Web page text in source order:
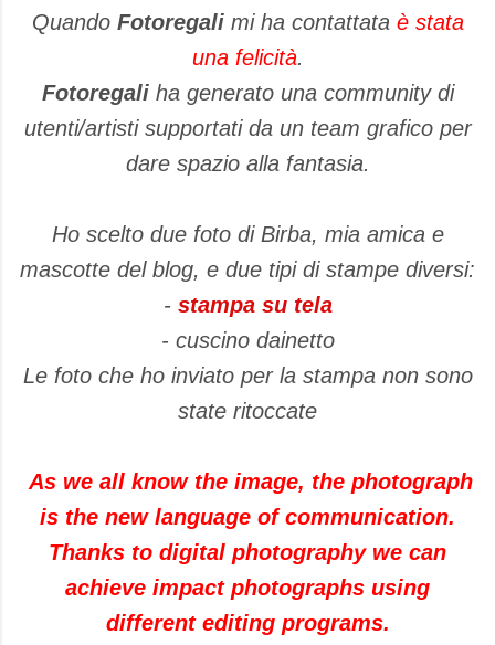
Quando Fotoregali mi ha contattata è stata
una felicità.
Fotoregali ha generato una community di
utenti/artisti supportati da un team grafico per
dare spazio alla fantasia.
Ho scelto due foto di Birba, mia amica e
mascotte del blog, e due tipi di stampe diversi:
- stampa su tela
- cuscino dainetto
Le foto che ho inviato per la stampa non sono
state ritoccate
As we all know the image, the photograph
is the new language of communication.
Thanks to digital photography we can
achieve impact photographs using
different editing programs.